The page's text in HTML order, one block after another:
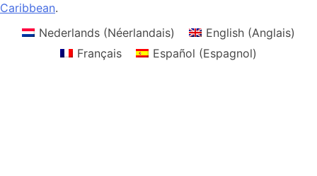
Caribbean.
Nederlands (Néerlandais) English (Anglais)
Français
Español (Espagnol)